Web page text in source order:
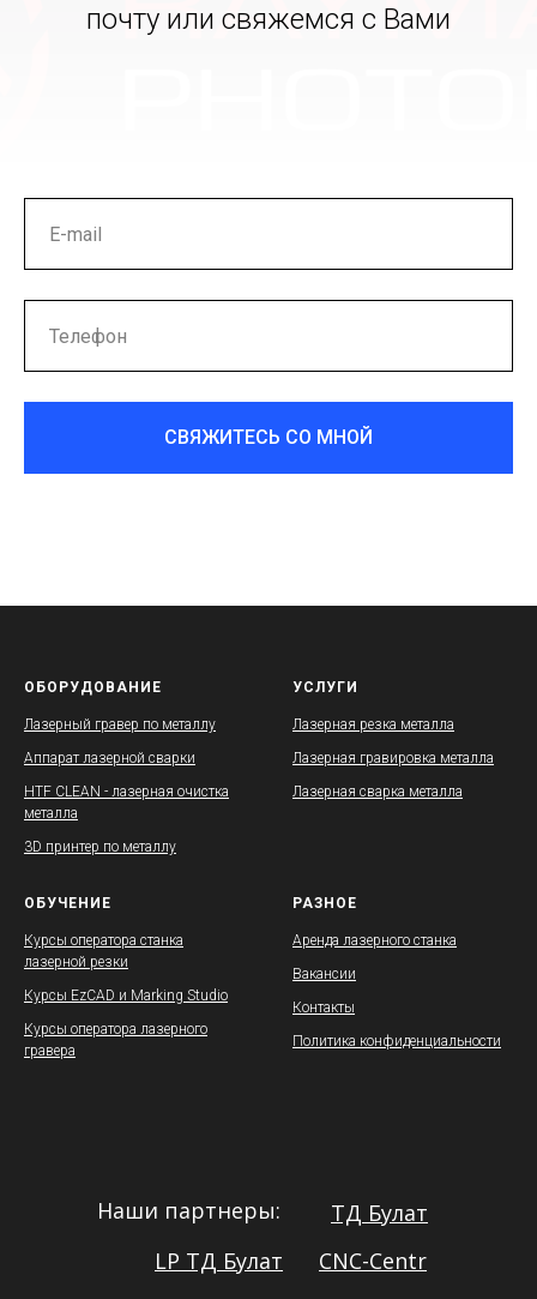
почту или свяжемся с Вами
СВЯЖИТЕСЬ СО МНОЙ
ОБОРУДОВАНИЕ
Лазерный гравер по металлу
Аппарат лазерной сварки
HTF CLEAN - лазерная очистка
металла
3D принтер по металлу
УСЛУГИ
Лазерная резка металла
Лазерная гравировка металла
Лазерная сварка металла
ОБУЧЕНИЕ
Курсы оператора станка
лазерной резки
Курсы EzCAD и Marking Studio
Курсы оператора лазерного
гравера
РАЗНОЕ
Аренда лазерного станка
Вакансии
Контакты
Политика конфиденциальности
Наши партнеры:
ТД Булат
CNC-Centr
LP ТД Булат